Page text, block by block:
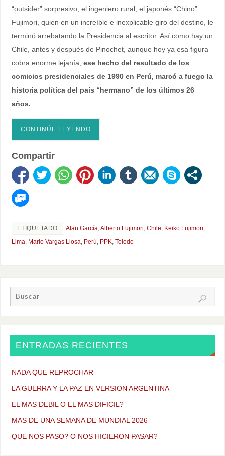
“outsider” sorpresivo, el ingeniero rural, el japonés “Chino”
Fujimori, quien en un increíble e inexplicable giro del destino, le
terminó arrebatando la Presidencia al escritor. Así como hay un
Chile, antes y después de Pinochet, aunque hoy ya esa figura
cobra enorme lejanía, ese hecho del resultado de los
comicios presidenciales de 1990 en Perú, marcó a fuego la
historia política del país “hermano” de los últimos 26
años.
CONTINÚE LEYENDO
Compartir
ETIQUETADO Alan García Alberto Fujimori Chile Keiko Fujimori
Lima Mario Vargas Llosa Perú PPK Toledo
ENTRADAS RECIENTES
NADA QUE REPROCHAR
LA GUERRA Y LA PAZ EN VERSION ARGENTINA
EL MAS DEBIL O EL MAS DIFICIL?
MAS DE UNA SEMANA DE MUNDIAL 2026
QUE NOS PASO? O NOS HICIERON PASAR?